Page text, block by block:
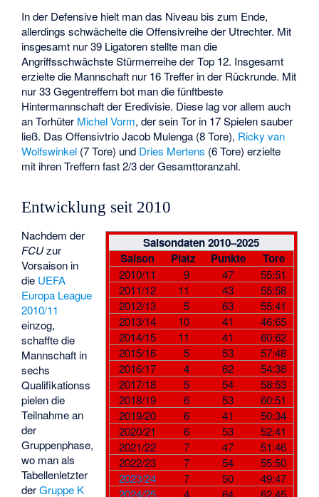
In der Defensive hielt man das Niveau bis zum Ende,
allerdings schwächelte die Offensivreihe der Utrechter. Mit
insgesamt nur 39 Ligatoren stellte man die
Angriffsschwächste Stürmerreihe der Top 12. Insgesamt
erzielte die Mannschaft nur 16 Treffer in der Rückrunde. Mit
nur 33 Gegentreffern bot man die fünftbeste
Hintermannschaft der Eredivisie. Diese lag vor allem auch
an Torhüter Michel Vorm, der sein Tor in 17 Spielen sauber
ließ. Das OffensivtrioJacob Mulenga (8 Tore), Ricky van
Wolfswinkel (7 Tore) und Dries Mertens (6 Tore) erzielte
mit ihren Treffern fast 2/3 der Gesamttoranzahl.
Entwicklung seit 2010
Saisondaten 2010–2025
Saison
Platz Punkte Tore
2010/11 9 47
55:51
2011/12
11 43
55:58
2012/13
5 63
55:41
2013/14
10 41
46:65
2014/15
11 41
60:62
2015/16
5 53
57:48
2016/17
4 62
54:38
2017/18
5 54
58:53
2018/19
6 53
60:51
2019/20
6 41
50:34
2020/21
6 53
52:41
2021/22
7 47
51:46
2022/23
7 54
55:50
2023/24
7 50
49:47
2024/25
4 64 62:45
Nachdem der
FCUzur
Vorsaison in
die UEFA
Europa League
2010/11
einzog,
schaffte die
Mannschaft in
sechs
Qualifikationss
pielen die
Teilnahme an
der
Gruppenphase,
wo man als
Tabellenletzter
derGruppe K